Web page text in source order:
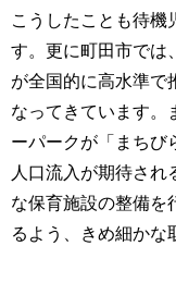
こうしたことも待機
す。更に町田市では
が全国的に高水準で
なってきています。
ーパークが「まちび
人口流入が期待され
な保育施設の整備を
るよう、きめ細かな